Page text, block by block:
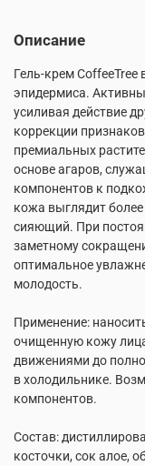
Описание
Гель-крем CoffeeTree
эпидермиса.
усиливая действие
коррекции
премиальных
основе агаров,
компонентов к
кожа выглядит более
сияющий. При
заметному
оптимальное
молодость.
Применение:
очищенную кожу
движениями до
в холодильнике.
компонентов.
Состав:
косточки, сок алое,